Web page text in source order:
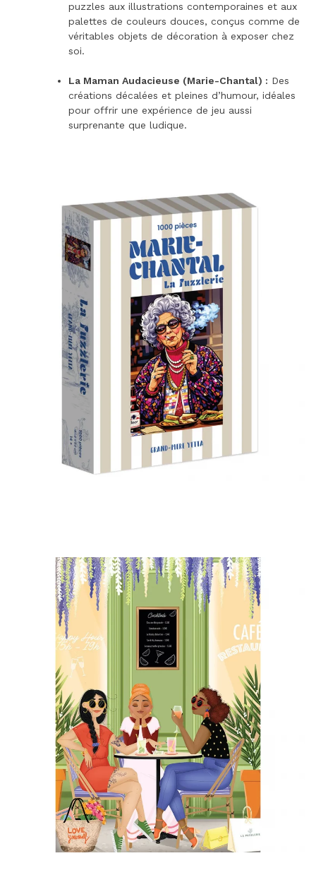
puzzles aux illustrations contemporaines et aux
palettes de couleurs douces, conçus comme de
véritables objets de décoration à exposer chez
soi.
La Maman Audacieuse (Marie-Chantal) : Des
créations décalées et pleines d’humour, idéales
pour offrir une expérience de jeu aussi
surprenante que ludique.